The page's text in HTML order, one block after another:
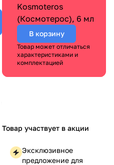
Kosmoteros
(Космотерос), 6 мл
В корзину
Товар может отличаться
характеристиками и
комплектацией
Товар участвует в акции
Эксклюзивное
предложение для